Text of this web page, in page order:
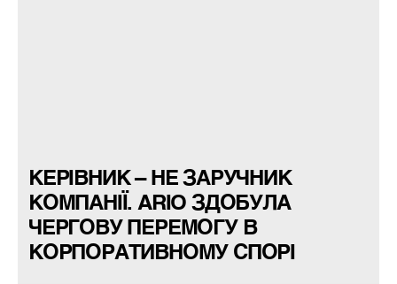
КЕРІВНИК – НЕ ЗАРУЧНИК
КОМПАНІЇ. ARIO ЗДОБУЛА
ЧЕРГОВУ ПЕРЕМОГУ В
КОРПОРАТИВНОМУ СПОРІ